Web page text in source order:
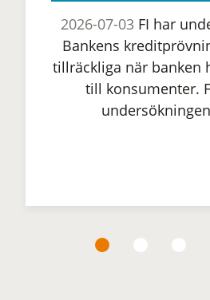
2026-07-03 FI har
Bankens
tillräckliga när banken
till konsumenter.